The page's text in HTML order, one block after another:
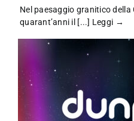
Nel paesaggio granitico della
quarant’anni il [...] Leggi →